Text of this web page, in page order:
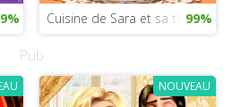
et la Bête
Cuisine de Sara et sa tarte à la
99%
Pub
NOUVEAU